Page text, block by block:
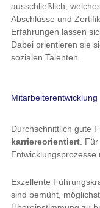
ausschließlich,
Abschlüsse und
Erfahrungen lassen
Dabei orientieren sie
sozialen Talenten.
Mitarbeiterentwicklung
Durchschnittlich gute
karriereorientiert. Für
Entwicklungsprozesse
Exzellente
sind bemüht,